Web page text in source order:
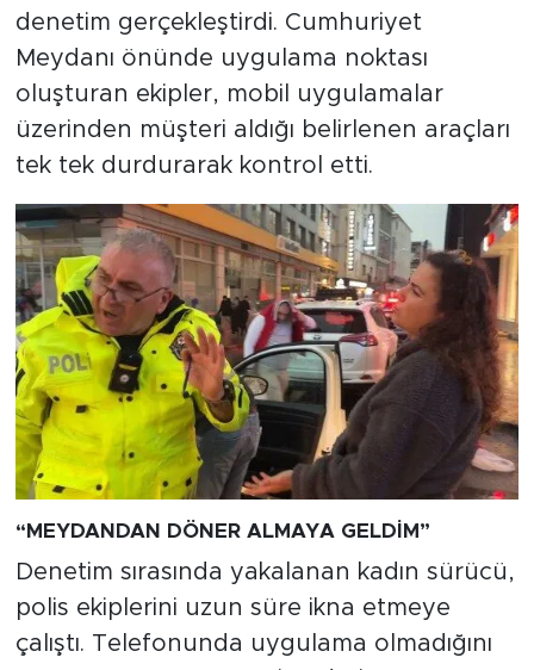
denetim gerçekleştirdi. Cumhuriyet
Meydanı önünde uygulama noktası
oluşturan ekipler, mobil uygulamalar
üzerinden müşteri aldığı belirlenen araçları
tek tek durdurarak kontrol etti.
“MEYDANDAN DÖNER ALMAYA GELDİM”
Denetim sırasında yakalanan kadın sürücü,
polis ekiplerini uzun süre ikna etmeye
çalıştı. Telefonunda uygulama olmadığını